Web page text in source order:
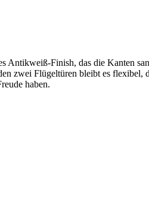
Finish, das die Kanten
Flügeltüren bleibt es flexibel,
haben.